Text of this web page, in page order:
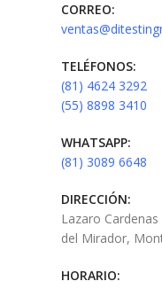
CORREO:
TELÉFONOS:
(81) 4624 3292
(55) 8898 3410
WHATSAPP:
(81) 3089 6648
DIRECCIÓN:
Lazaro
del Mirador,
HORARIO: